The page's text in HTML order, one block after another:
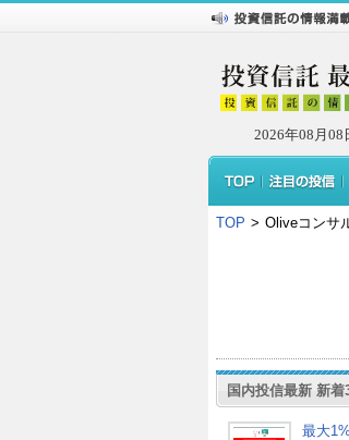
2026年08月08
TOP > Oliveコンサ
国内投信最新 新着
最大